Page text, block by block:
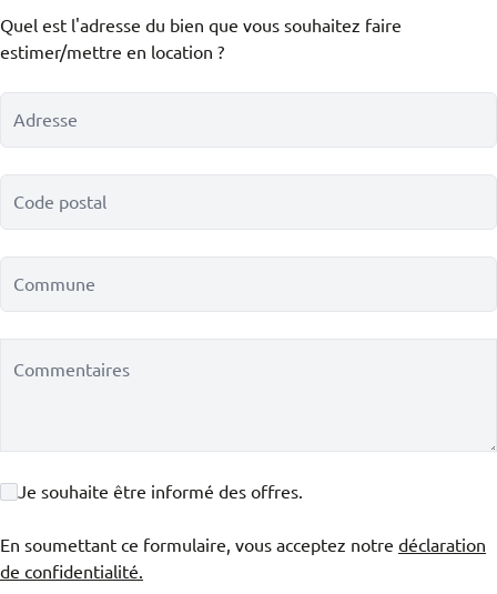
Quel est l'adresse du bien que vous souhaitez faire
estimer/mettre en location ?
Adresse
Code postal
Commune
Commentaires
Je souhaite être informé des offres.
En soumettant ce formulaire, vous acceptez notre déclaration
de confidentialité.